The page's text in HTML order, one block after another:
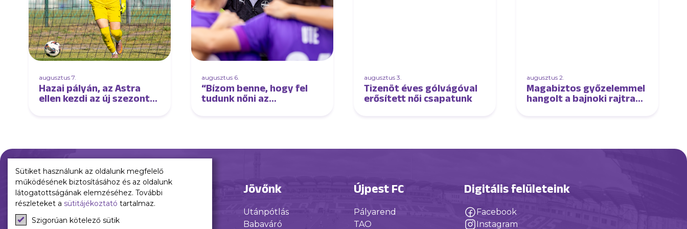
augusztus 7.
Hazai pályán, az Astra
ellen kezdi az új szezont
augusztus 6.
“Bízom benne, hogy fel
tudunk nőni az
augusztus 3.
Tizenöt éves gólvágóval
erősített női csapatunk
augusztus 2.
Magabiztos győzelemmel
hangolt a bajnoki rajtra
Múltunk
Történelmünk
Jelenünk Jövőnk
Utánpótlás
Babaváró
Újpest FC
Pályarend
TAO
Digitális felületeink
Facebook
Instagram
Sütiket használunk az oldalunk megfelelő
működésének biztosításához és az oldalunk
látogatottságának elemzéséhez. További
részleteket a sütitájékoztató tartalmaz.
Szigorúan kötelező sütik